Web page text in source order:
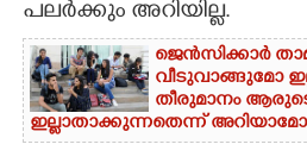
പലർക്കും അറിയില്ല.
ജെൻസിക്കാർ
വീടുവാങ്ങുമോ
തീരുമാനം
ഇല്ലാതാക്കുന്നതെന്ന്